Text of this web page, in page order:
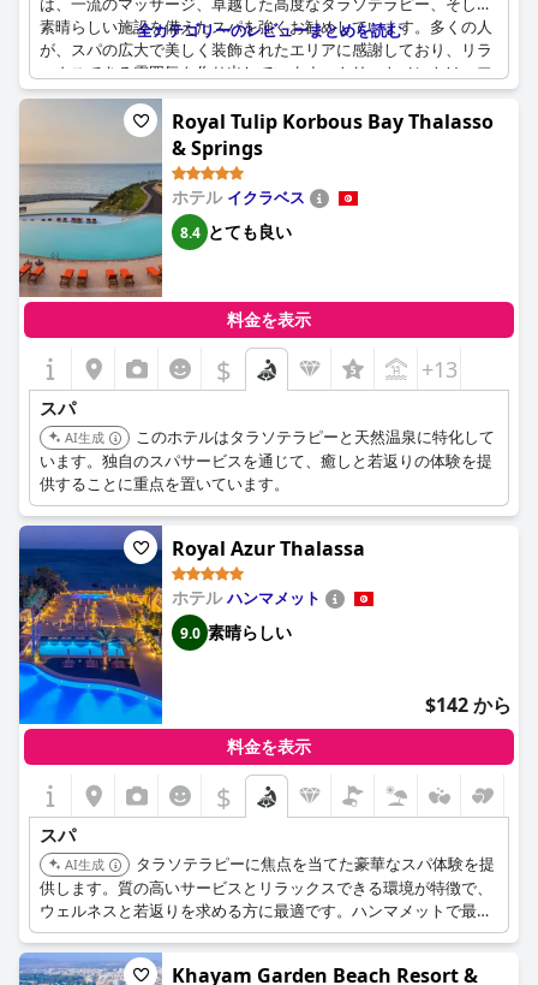
素晴らしい施設を備えたスパを強くお勧めしています。多くの人
が、スパの広大で美しく装飾されたエリアに感謝しており、リラ
ックスできる雰囲気を作り出しています。トリートメントは、フ
レンドリーで気配りのあるスタッフによって専門的に行われ、全
体的なポジティブな体験を向上させています。
ゲストは、温水海水プール、モーニングヨガセッション、そして
楽しいスパプールエリアの利便性を強調しています。清潔さと卓
越したサービスで知られるタラソテラピーセンターは大きな魅力
です。さまざまなリラックスできるトリートメントを提供し、海
に近いことから恩恵を受け、ウェルネス体験を高めています。い
くつかの組織上の問題と追加費用にもかかわらず、スパのサービ
スは優れた価値を提供すると考えられています。
訪問者は、屋内および屋外プール、海水ジャグジー、そして素晴
らしいウェルネスエリアの恩恵を享受してきました。バイオ アズ
ール タラソセンターや、設備の整ったタラソエリアなどのスパの
サービスは、多くの称賛を受けています。全体として、ホテル ベ
ル アズール タラソ ＆ バンガローのスパとタラソテラピー施設
は、リラックスできる若返りの雰囲気、プロのスタッフ、そして
包括的なサービスで高く評価されています。
全カテゴリーのレビューまとめを読む
Royal Tulip Korbous Bay Thalasso
& Springs
ホテル イクラベス
8.4 とても良い
料金を表示
$ +13
スパ
AI生成
このホテルはタラソテラピーと天然温泉に特化して
います。独自のスパサービスを通じて、癒しと若返りの体験を提
供することに重点を置いています。
Royal Azur Thalassa
ホテルハンマメット
9.0 素晴らしい
$142 から
料金を表示
$
スパ
AI生成
タラソテラピーに焦点を当てた豪華なスパ体験を提
供します。質の高いサービスとリラックスできる環境が特徴で、
ウェルネスと若返りを求める方に最適です。ハンマメットで最高
のホテルの1つとして注目されています。
Khayam Garden Beach Resort &